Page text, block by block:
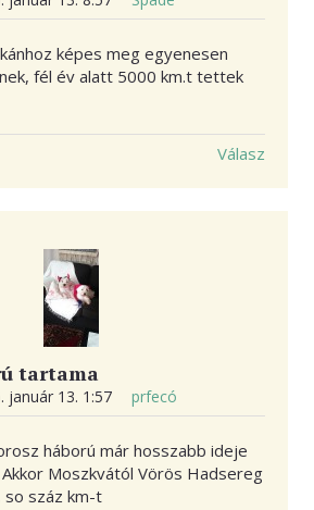
képes meg egyenesen
fél év alatt 5000 km.t tettek
Válasz
tartama
január 13. 1:57 prfecó
háború már hosszabb ideje
Moszkvától Vörös Hadsereg
so száz km-t